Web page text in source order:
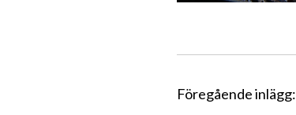
IFöregående inlägg: